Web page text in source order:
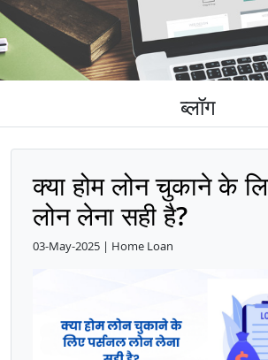
ब्लॉग
क्या होम लोन चुकाने के
लोन लेना सही है?
03-May-2025 | Home Loan